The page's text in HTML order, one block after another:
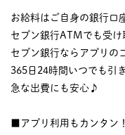
お給料はご自身の銀行口
セブン銀行ATMでも受け
セブン銀行ならアプリの
365日24時間いつでも引
急な出費にも安心♪
■アプリ利用もカンタン！